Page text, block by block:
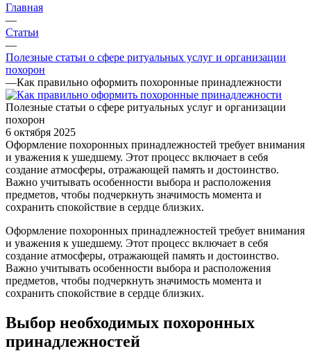
Главная
—
Статьи
—
Полезные статьи о сфере ритуальных услуг и организации
похорон
—Как правильно оформить похоронные принадлежности
Полезные статьи о сфере ритуальных услуг и организации
похорон
6 октября 2025
Оформление похоронных принадлежностей требует внимания
и уважения к ушедшему. Этот процесс включает в себя
создание атмосферы, отражающей память и достоинство.
Важно учитывать особенности выбора и расположения
предметов, чтобы подчеркнуть значимость момента и
сохранить спокойствие в сердце близких.
Оформление похоронных принадлежностей требует внимания
и уважения к ушедшему. Этот процесс включает в себя
создание атмосферы, отражающей память и достоинство.
Важно учитывать особенности выбора и расположения
предметов, чтобы подчеркнуть значимость момента и
сохранить спокойствие в сердце близких.
Выбор необходимых похоронных
принадлежностей